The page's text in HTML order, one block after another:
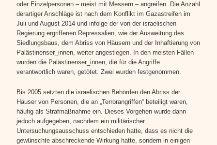
oder Einzelpersonen – meist mit Messern – angreifen. Die Anzahl
derartiger Anschläge ist nach dem Konflikt im Gazastreifen im
Juli und August 2014 und infolge der von der israelischen
Regierung ergriffenen Repressalien, wie der Ausweitung des
Siedlungsbaus, dem Abriss von Häusern und der Inhaftierung von
Palästinenser_innen, weiter angestiegen. In den meisten Fällen
wurden die Palästinenser_innen, die für die Angriffe
verantwortlich waren, getötet. Zwei wurden festgenommen.
Bis 2005 setzten die israelischen Behörden den Abriss der
Häuser von Personen, die an „Terrorangriffen“ beteiligt waren,
häufig als Strafmaßnahme ein. Dieses Vorgehen wurde dann
jedoch aufgegeben, nachdem ein militärischer
Untersuchungsausschuss entschieden hatte, dass es nicht die
gewünschte abschreckende Wirkung hatte, sondern in einigen